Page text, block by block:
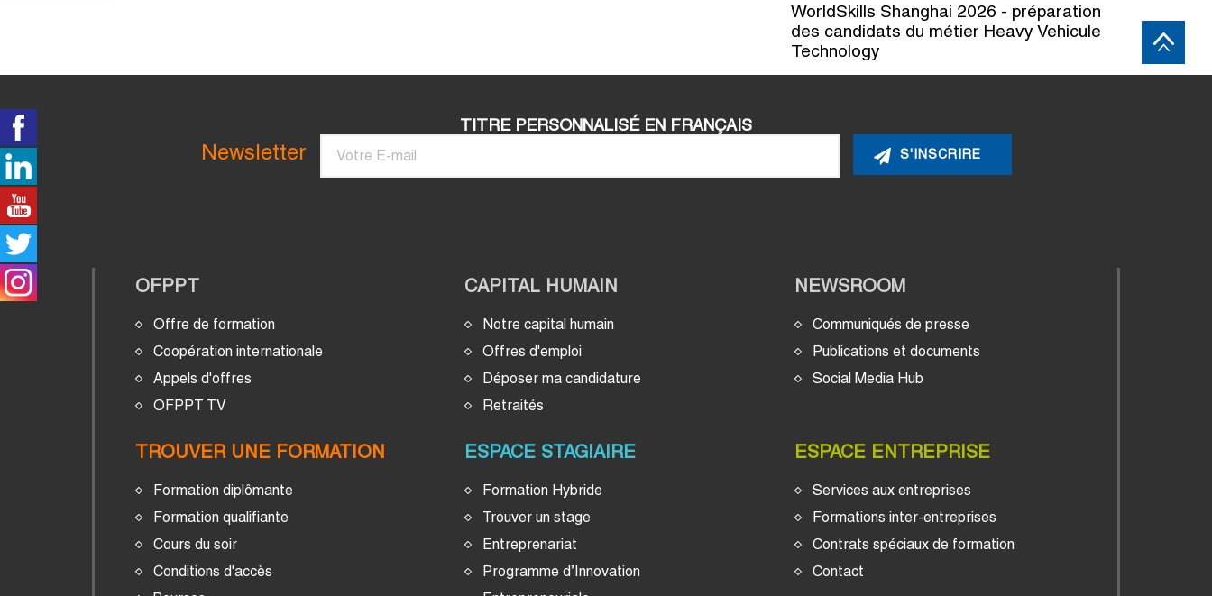
WorldSkills Shanghai 2026 - préparation
des candidats du métier Heavy Vehicule
Technology
TITRE PERSONNALISÉ EN FRANÇAIS
Newsletter
Courriel
OFPPT
Offre de formation
Coopération internationale
Appels d'offres
OFPPT TV
CAPITAL HUMAIN
Notre capital humain
Offres d'emploi
Déposer ma candidature
Retraités
NEWSROOM
Communiqués de presse
Publications et documents
Social Media Hub
TROUVER UNE FORMATION
Formation diplômante
Formation qualifiante
Cours du soir
Conditions d'accès
ESPACE STAGIAIRE
Formation Hybride
Trouver un stage
Entreprenariat
Programme d’Innovation
ESPACE ENTREPRISE
Services aux entreprises
Formations inter-entreprises
Contrats spéciaux de formation
Contact